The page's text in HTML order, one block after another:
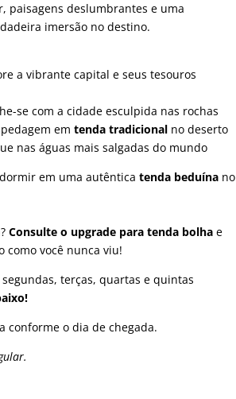
paisagens deslumbrantes e uma
imersão no destino.
a vibrante capital e seus tesouros
se com a cidade esculpida nas rochas
em tenda tradicional no deserto
nas águas mais salgadas do mundo
dormir em uma autêntica tenda beduína no
Consulte o upgrade para tenda bolha e
como você nunca viu!
terças, quartas e quintas
conforme o dia de chegada.